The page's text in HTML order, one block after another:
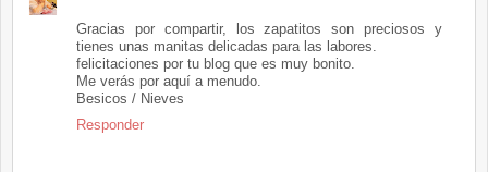
Gracias por compartir, los zapatitos son preciosos y
tienes unas manitas delicadas para las labores.
felicitaciones por tu blog que es muy bonito.
Me verás por aquí a menudo.
Besicos / Nieves
Responder